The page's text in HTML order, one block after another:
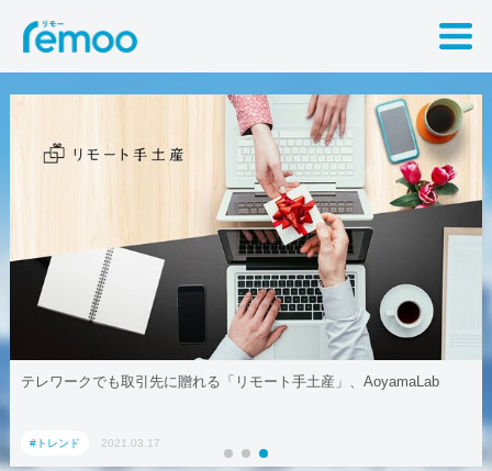
テレワークでも取引先に贈れる「リモート手土産」、AoyamaLab
#トレンド 2021.03.17